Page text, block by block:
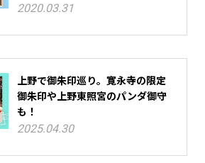
2020.03.31
上野で御朱印巡り。寛永寺の限定
御朱印や上野東照宮のパンダ御守
も！
2025.04.30